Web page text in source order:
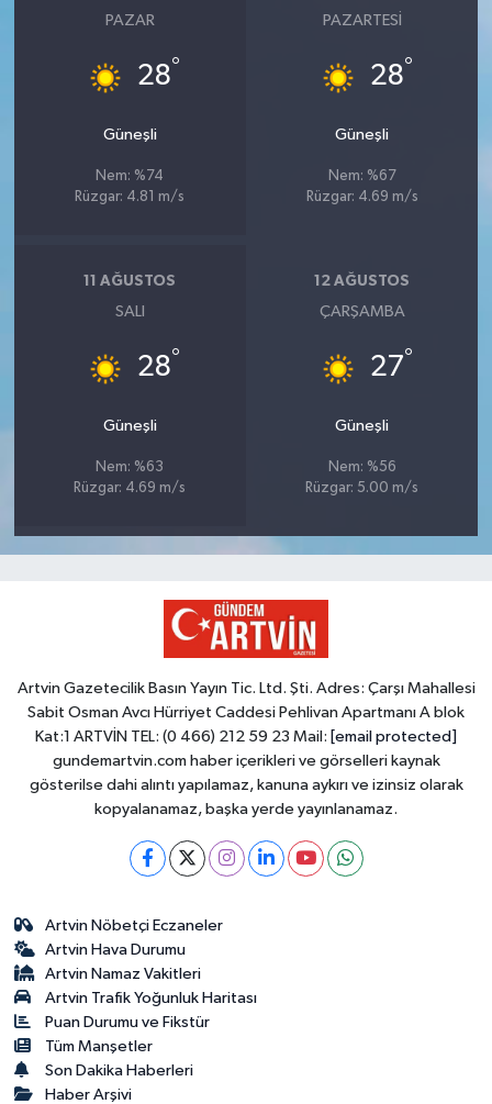
PAZAR
28°
Güneşli
Nem: %74
Rüzgar: 4.81 m/s
PAZARTESI
28°
Güneşli
Nem: %67
Rüzgar: 4.69 m/s
11 AĞUSTOS
SALI
28°
Güneşli
Nem: %63
Rüzgar: 4.69 m/s
12 AĞUSTOS
ÇARŞAMBA
27°
Güneşli
Nem: %56
Rüzgar: 5.00 m/s
Artvin Gazetecilik Basın Yayın Tic. Ltd. Şti. Adres: Çarşı Mahallesi
Sabit Osman Avcı Hürriyet Caddesi Pehlivan Apartmanı A blok
Kat:1 ARTVİN TEL: (0 466) 212 59 23 Mail: [email protected]
gundemartvin.com haber içerikleri ve görselleri kaynak
gösterilse dahi alıntı yapılamaz, kanuna aykırı ve izinsiz olarak
kopyalanamaz, başka yerde yayınlanamaz.
Artvin Nöbetçi Eczaneler
Artvin Hava Durumu
Artvin Namaz Vakitleri
Artvin Trafik Yoğunluk Haritası
Puan Durumu ve Fikstür
Tüm Manşetler
Son Dakika Haberleri
Haber Arşivi